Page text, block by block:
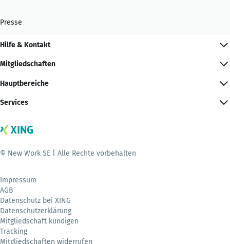
Presse
Hilfe & Kontakt
Mitgliedschaften
Hauptbereiche
Services
© New Work SE | Alle Rechte vorbehalten
Impressum
AGB
Datenschutz bei XING
Datenschutzerklärung
Mitgliedschaft kündigen
Tracking
Mitgliedschaften widerrufen